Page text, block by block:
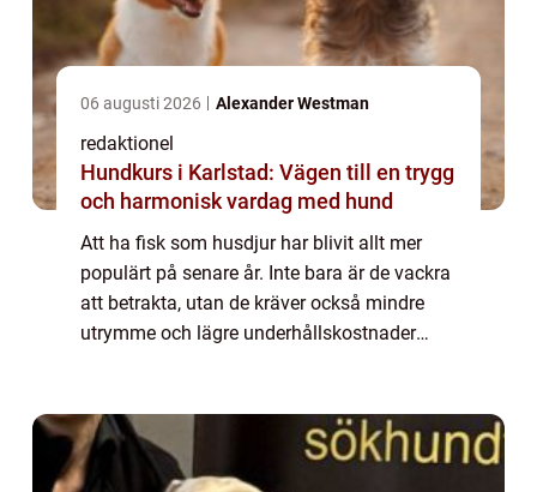
06 augusti 2026 Alexander Westman
redaktionel
Hundkurs i Karlstad: Vägen till en trygg
och harmonisk vardag med hund
Att ha fisk som husdjur har blivit allt mer
populärt på senare år. Inte bara är de vackra
att betrakta, utan de kräver också mindre
utrymme och lägre underhållskostnader